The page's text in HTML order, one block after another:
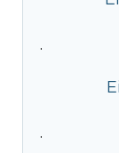
·
·